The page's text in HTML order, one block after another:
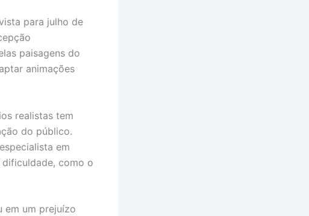
para julho de
paisagens do
animações
realistas tem
do público.
em
como o
em um prejuízo